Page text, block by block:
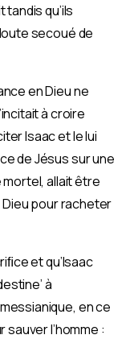
qu’ils
secoué de
en Dieu ne
à croire
Isaac et le lui
de Jésus sur une
mortel, allait être
Dieu pour racheter
et qu’Isaac
à
en ce
sauver l’homme :